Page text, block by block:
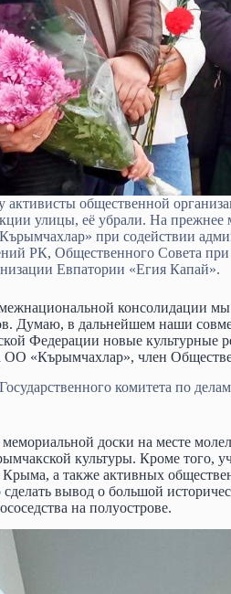
общественной
улицы, её убрали. На
при содействии
РК, Общественного Совета
Евпатории «Егия Капай».
консолидации
Думаю, в дальнейшем наши
Федерации новые культурные
ОО «Кърымчахлар», член
Государственного комитета по
доски на месте
культуры. Кроме того,
а также активных
вывод о большой
на полуострове.